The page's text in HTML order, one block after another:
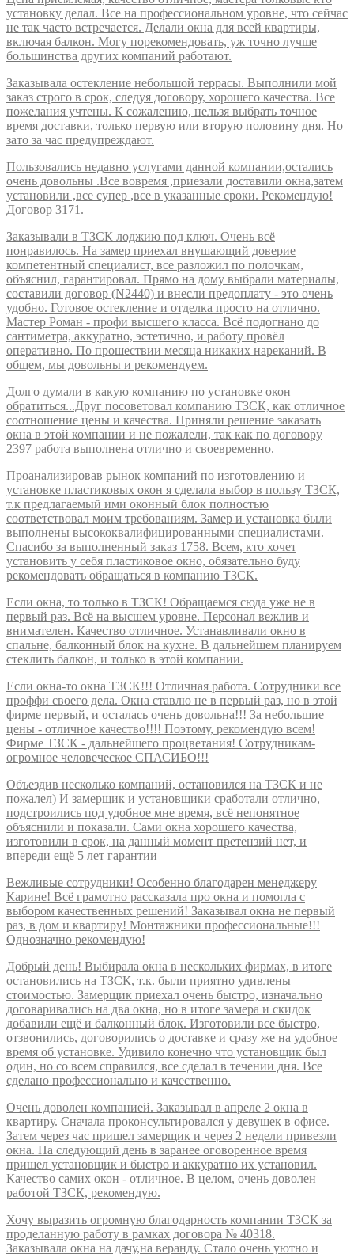
установку делал. Все на профессиональном уровне, что сейчас
не так часто встречается. Делали окна для всей квартиры,
включая балкон. Могу порекомендовать, уж точно лучше
большинства других компаний работают.
Заказывала остекление небольшой террасы. Выполнили мой
заказ строго в срок, следуя договору, хорошего качества. Все
пожелания учтены. К сожалению, нельзя выбрать точное
время доставки, только первую или вторую половину дня. Но
зато за час предупреждают.
Пользовались недавно услугами данной компании,остались
очень довольны .Все вовремя ,приезали доставили окна,затем
установили ,все супер ,все в указанные сроки. Рекомендую!
Договор 3171.
Заказывали в ТЗСК лоджию под ключ. Очень всё
понравилось. На замер приехал внушающий доверие
компетентный специалист, все разложил по полочкам,
объяснил, гарантировал. Прямо на дому выбрали материалы,
составили договор (N2440) и внесли предоплату - это очень
удобно. Готовое остекление и отделка просто на отлично.
Мастер Роман - профи высшего класса. Всё подогнано до
сантиметра, аккуратно, эстетично, и работу провёл
оперативно. По прошествии месяца никаких нареканий. В
общем, мы довольны и рекомендуем.
Долго думали в какую компанию по установке окон
обратиться...Друг посоветовал компанию ТЗСК, как отличное
соотношение цены и качества. Приняли решение заказать
окна в этой компании и не пожалели, так как по договору
2397 работа выполнена отлично и своевременно.
Проанализировав рынок компаний по изготовлению и
установке пластиковых окон я сделала выбор в пользу ТЗСК,
т.к предлагаемый ими оконный блок полностью
соответствовал моим требованиям. Замер и установка были
выполнены высококвалифицированными специалистами.
Спасибо за выполненный заказ 1758. Всем, кто хочет
установить у себя пластиковое окно, обязательно буду
рекомендовать обращаться в компанию ТЗСК.
Если окна, то только в ТЗСК! Обращаемся сюда уже не в
первый раз. Всё на высшем уровне. Персонал вежлив и
внимателен. Качество отличное. Устанавливали окно в
спальне, балконный блок на кухне. В дальнейшем планируем
стеклить балкон, и только в этой компании.
Если окна-то окна ТЗСК!!! Отличная работа. Сотрудники все
проффи своего дела. Окна ставлю не в первый раз, но в этой
фирме первый, и осталась очень довольна!!! За небольшие
цены - отличное качество!!!! Поэтому, рекомендую всем!
Фирме ТЗСК - дальнейшего процветания! Сотрудникам-
огромное человеческое СПАСИБО!!!
Объездив несколько компаний, остановился на ТЗСК и не
пожалел) И замерщик и установщики сработали отлично,
подстроились под удобное мне время, всё непонятное
объяснили и показали. Сами окна хорошего качества,
изготовили в срок, на данный момент претензий нет, и
впереди ещё 5 лет гарантии
Вежливые сотрудники! Особенно благодарен менеджеру
Карине! Всё грамотно рассказала про окна и помогла с
выбором качественных решений! Заказывал окна не первый
раз, в дом и квартиру! Монтажники профессиональные!!!
Однозначно рекомендую!
Добрый день! Выбирала окна в нескольких фирмах, в итоге
остановились на ТЗСК, т.к. были приятно удивлены
стоимостью. Замерщик приехал очень быстро, изначально
договаривались на два окна, но в итоге замера и скидок
добавили ещё и балконный блок. Изготовили все быстро,
отзвонились, договорились о доставке и сразу же на удобное
время об установке. Удивило конечно что установщик был
один, но со всем справился, все сделал в течении дня. Все
сделано профессионально и качественно.
Очень доволен компанией. Заказывал в апреле 2 окна в
квартиру. Сначала проконсультировался у девушек в офисе.
Затем через час пришел замерщик и через 2 недели привезли
окна. На следующий день в заранее оговоренное время
пришел установщик и быстро и аккуратно их установил.
Качество самих окон - отличное. В целом, очень доволен
работой ТЗСК, рекомендую.
Хочу выразить огромную благодарность компании ТЗСК за
проделанную работу в рамках договора № 40318.
Заказывала окна на дачу,на веранду. Стало очень уютно и